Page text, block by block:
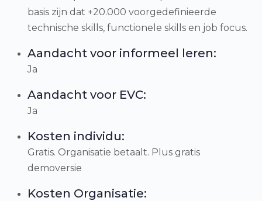
basis zijn dat +20.000 voorgedefinieerde
technische skills, functionele skills en job focus.
Aandacht voor informeel leren:
Ja
Aandacht voor EVC:
Ja
Kosten individu:
Gratis. Organisatie betaalt. Plus gratis
demoversie
Kosten Organisatie: